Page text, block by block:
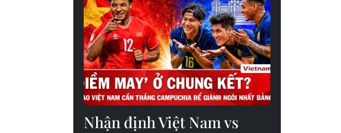
Nhận định Việt Nam vs